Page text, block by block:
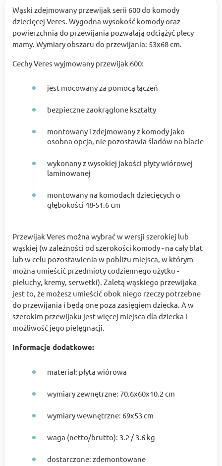
Wąski zdejmowany przewijak serii 600 do komody
dziecięcej Veres. Wygodna wysokość komody oraz
powierzchnia do przewijania pozwalają odciążyć plecy
mamy. Wymiary obszaru do przewijania: 53x68 cm.
Cechy Veres wyjmowany przewijak 600:
jest mocowany za pomocą łączeń
bezpieczne zaokrąglone kształty
montowany i zdejmowany z komody jako
osobna opcja, nie pozostawia śladów na blacie
wykonany z wysokiej jakości płyty wiórowej
laminowanej
montowany na komodach dziecięcych o
głębokości 48-51.6 cm
Przewijak Veres można wybrać w wersji szerokiej lub
wąskiej (w zależności od szerokości komody - na cały blat
lub w celu pozostawienia w pobliżu miejsca, w którym
można umieścić przedmioty codziennego użytku -
pieluchy, kremy, serwetki). Zaletą wąskiego przewijaka
jest to, że możesz umieścić obok niego rzeczy potrzebne
do przewijania i będą one poza zasięgiem dziecka. A w
szerokim przewijaku jest więcej miejsca dla dziecka i
możliwość jego pielęgnacji.
Informacje dodatkowe:
materiał: płyta wiórowa
wymiary zewnętrzne: 70.6x60x10.2 cm
wymiary wewnętrzne: 69x53 cm
waga (netto/brutto): 3.2 / 3.6 kg
dostarczone: zdemontowane